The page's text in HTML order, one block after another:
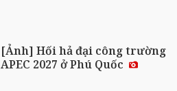
[Ảnh] Hối hả đại công trường
APEC 2027 ở Phú Quốc